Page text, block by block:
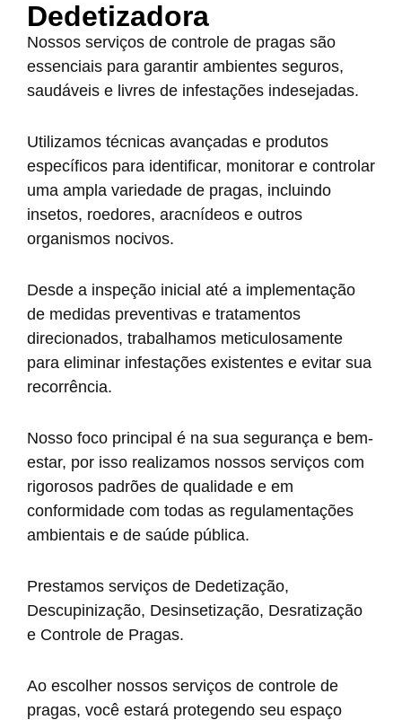
Dedetizadora
Nossos serviços de controle de pragas são
essenciais para garantir ambientes seguros,
saudáveis e livres de infestações indesejadas.
Utilizamos técnicas avançadas e produtos
específicos para identificar, monitorar e controlar
uma ampla variedade de pragas, incluindo
insetos, roedores, aracnídeos e outros
organismos nocivos.
Desde a inspeção inicial até a implementação
de medidas preventivas e tratamentos
direcionados, trabalhamos meticulosamente
para eliminar infestações existentes e evitar sua
recorrência.
Nosso foco principal é na sua segurança e bem-
estar, por isso realizamos nossos serviços com
rigorosos padrões de qualidade e em
conformidade com todas as regulamentações
ambientais e de saúde pública.
Prestamos serviços de Dedetização,
Descupinização, Desinsetização, Desratização
e Controle de Pragas.
Ao escolher nossos serviços de controle de
pragas, você estará protegendo seu espaço